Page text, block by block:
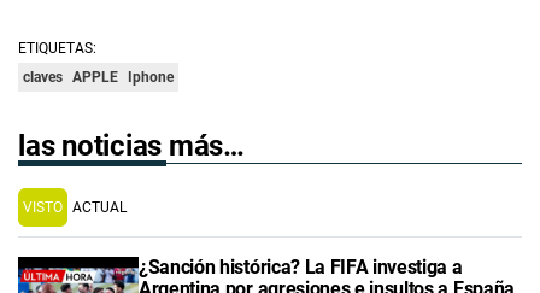
ETIQUETAS:
claves APPLE Iphone
las noticias más…
VISTO ACTUAL
¿Sanción histórica? La FIFA investiga a
Argentina por agresiones e insultos a España